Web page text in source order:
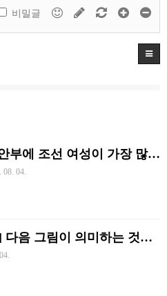
비밀글
일본군 위안부에 조선 여성이 가장 많았던 이유
08. 04.
[연상퀴즈] 다음 그림이 의미하는 것을 적어주세요